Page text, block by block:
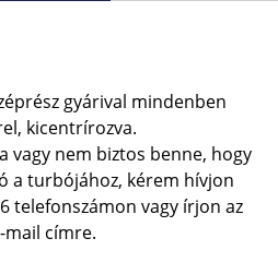
gyárival mindenben
kicentrírozva.
vagy nem biztos benne, hogy
a turbójához, kérem hívjon
telefonszámon vagy írjon az
mail címre.